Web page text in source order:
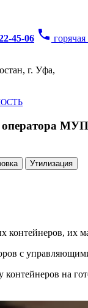
45-06 phone
г. Уфа,
Утилизация
контейнеров, их
с
контейнеров на